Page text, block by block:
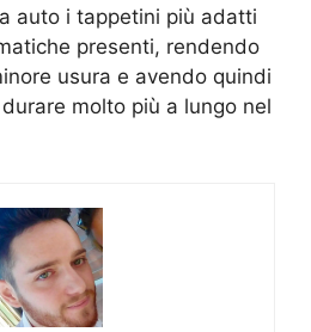
auto i tappetini più adatti
presenti, rendendo
usura e avendo quindi
molto più a lungo nel